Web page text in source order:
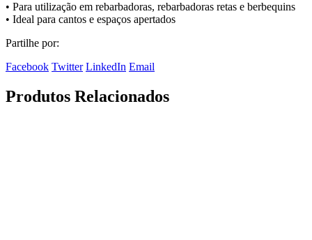
• Para utilização em rebarbadoras, rebarbadoras retas e berbequins
• Ideal para cantos e espaços apertados
Partilhe por:
Facebook Twitter LinkedIn Email
Produtos Relacionados